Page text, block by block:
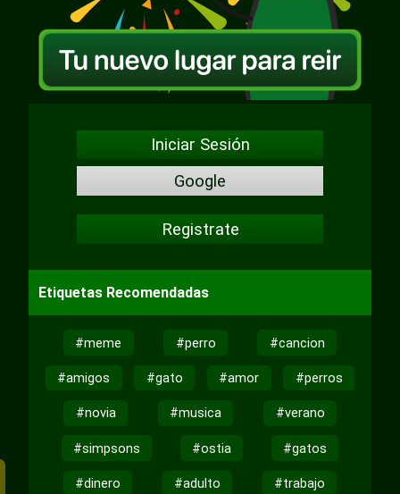
Iniciar Sesión
Google
Registrate
Etiquetas Recomendadas
#meme #perro #cancion
#amigos #gato #amor #perros
#novia #musica #verano
#simpsons #ostia #gatos
#dinero #adulto #trabajo